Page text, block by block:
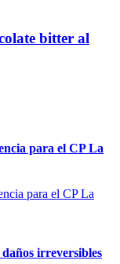
bitter al
para el CP La
irreversibles